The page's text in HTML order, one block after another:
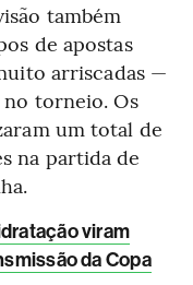
também
de apostas
arriscadas —
no torneio. Os
um total de
na partida de
viram
da Copa